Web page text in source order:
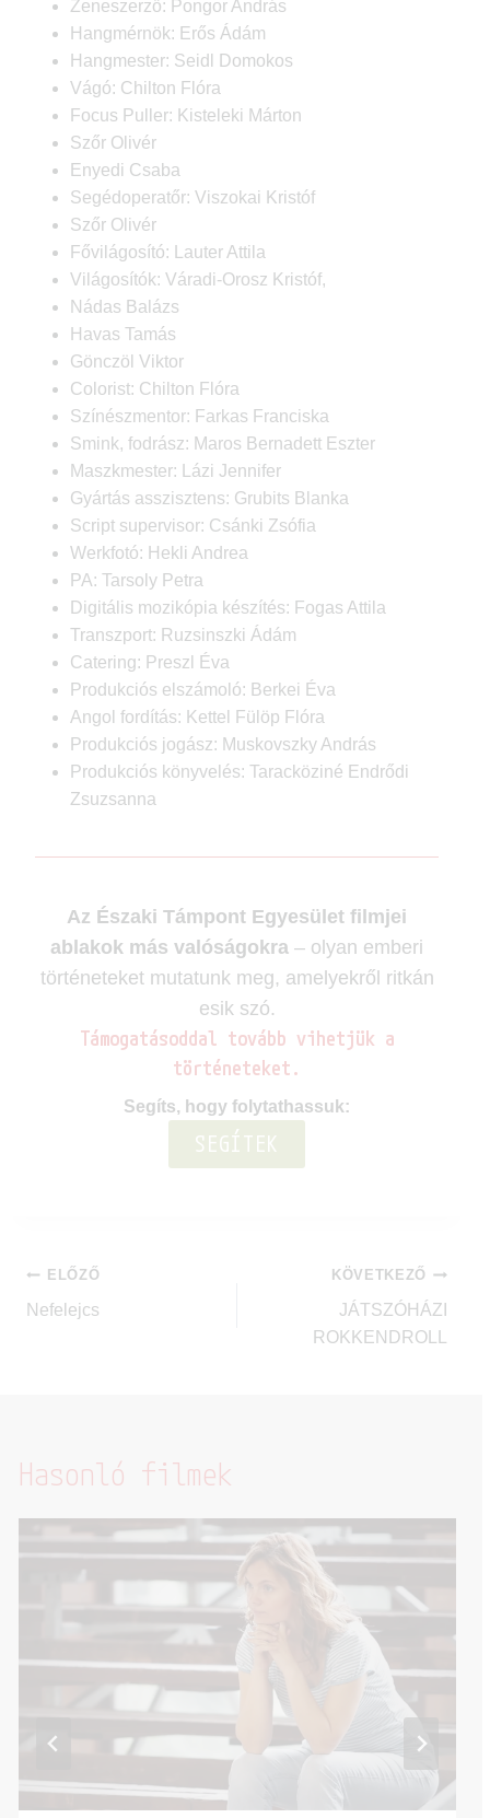
Zeneszerző: Pongor András
Hangmérnök: Erős Ádám
Hangmester: Seidl Domokos
Vágó: Chilton Flóra
Focus Puller: Kisteleki Márton
Szőr Olivér
Enyedi Csaba
Segédoperatőr: Viszokai Kristóf
Szőr Olivér
Fővilágosító: Lauter Attila
Világosítók: Váradi-Orosz Kristóf,
Nádas Balázs
Havas Tamás
Gönczöl Viktor
Colorist: Chilton Flóra
Színészmentor: Farkas Franciska
Smink, fodrász: Maros Bernadett Eszter
Maszkmester: Lázi Jennifer
Gyártás asszisztens: Grubits Blanka
Script supervisor: Csánki Zsófia
Werkfotó: Hekli Andrea
PA: Tarsoly Petra
Digitális mozikópia készítés: Fogas Attila
Transzport: Ruzsinszki Ádám
Catering: Preszl Éva
Produkciós elszámoló: Berkei Éva
Angol fordítás: Kettel Fülöp Flóra
Produkciós jogász: Muskovszky András
Produkciós könyvelés: Taracköziné Endrődi
Zsuzsanna
Az Északi Támpont Egyesület filmjei
ablakok más valóságokra – olyan emberi
történeteket mutatunk meg, amelyekről ritkán
esik szó.
Támogatásoddal tovább vihetjük a
történeteket.
Segíts, hogy folytathassuk:
SEGÍTEK
ELŐZŐ
Nefelejcs
KÖVETKEZŐ
JÁTSZÓHÁZI
ROKKENDROLL
Hasonló filmek